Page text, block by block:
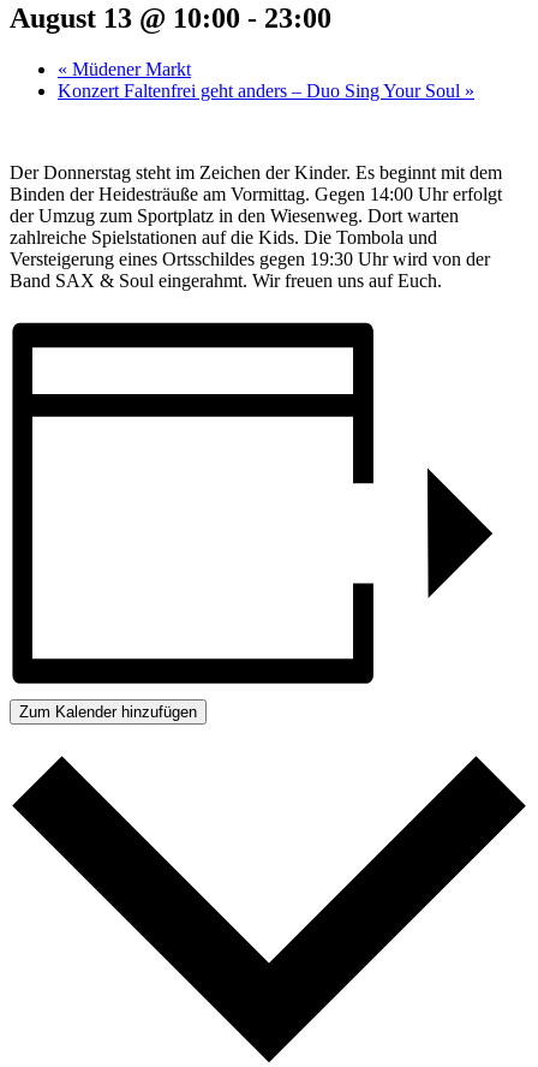
August 13 @ 10:00 - 23:00
« Müdener Markt
Konzert Faltenfrei geht anders – Duo Sing Your Soul »
Der Donnerstag steht im Zeichen der Kinder. Es beginnt mit dem
Binden der Heidesträuße am Vormittag. Gegen 14:00 Uhr erfolgt
der Umzug zum Sportplatz in den Wiesenweg. Dort warten
zahlreiche Spielstationen auf die Kids. Die Tombola und
Versteigerung eines Ortsschildes gegen 19:30 Uhr wird von der
Band SAX & Soul eingerahmt. Wir freuen uns auf Euch.
Zum Kalender hinzufügen